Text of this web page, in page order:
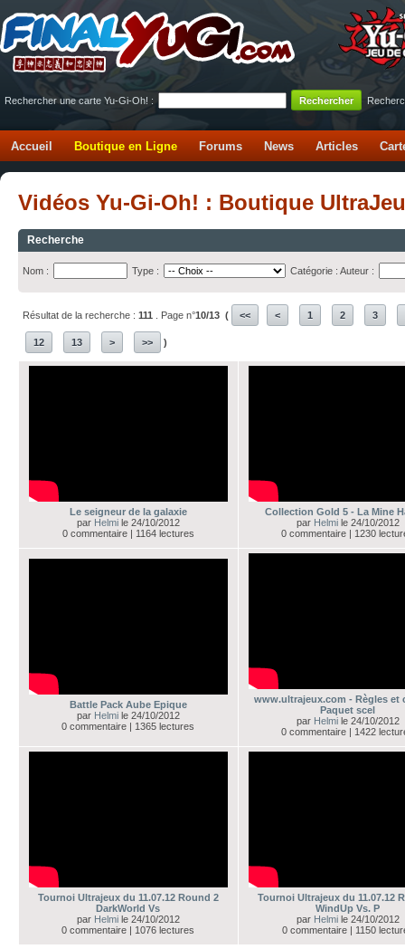
Rechercher une carte Yu-Gi-Oh! :
Accueil Boutique en Ligne Forums News Articles
Vidéos Yu-Gi-Oh! : Boutique
Recherche
Nom : Type : Catégorie : Auteur :
Résultat de la recherche : 111 . Page n°10/13 ( << < 1 2 3
12 13 > >> )
Le seigneur de la galaxie
par Helmi le 24/10/2012
0 commentaire | 1164 lectures
Collection Gold 5 - La Mine
par Helmi le 24/10/2012
0 commentaire | 1230
Battle Pack Aube Epique
par Helmi le 24/10/2012
0 commentaire | 1365 lectures
www.ultrajeux.com - Règles et
Paquet scel
par Helmi le 24/10/2012
0 commentaire | 1422
Tournoi Ultrajeux du 11.07.12 Round 2
DarkWorld Vs
par Helmi le 24/10/2012
0 commentaire | 1076 lectures
Tournoi Ultrajeux du 11.07.12
WindUp Vs. P
par Helmi le 24/10/2012
0 commentaire | 1150